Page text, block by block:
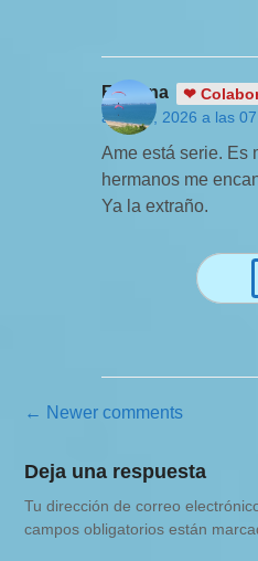
Fabiana
❤
abril 21, 2026 a las
Ame está serie. Es
hermanos me
Ya la extraño.
N
v
e
← Newer comments
Deja una respuesta
Tu dirección de correo
campos obligatorios están